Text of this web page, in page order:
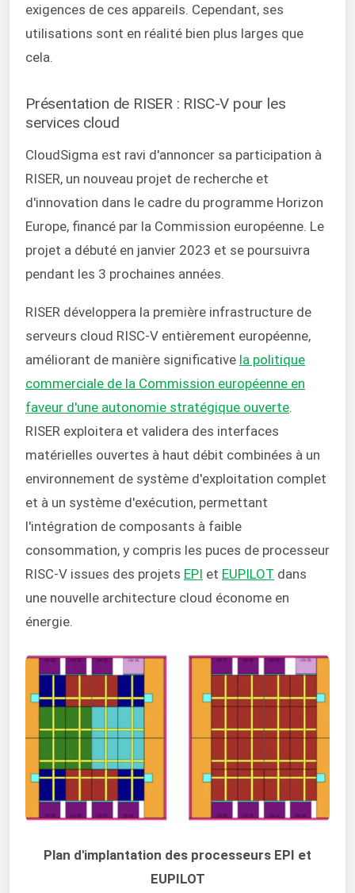
exigences de ces appareils. Cependant, ses
utilisations sont en réalité bien plus larges que
cela.
Présentation de RISER : RISC-V pour les
services cloud
CloudSigma est ravi d'annoncer sa participation à
RISER, un nouveau projet de recherche et
d'innovation dans le cadre du programme Horizon
Europe, financé par la Commission européenne. Le
projet a débuté en janvier 2023 et se poursuivra
pendant les 3 prochaines années.
RISER développera la première infrastructure de
serveurs cloud RISC-V entièrement européenne,
améliorant de manière significative la politique
commerciale de la Commission européenne en
faveur d'une autonomie stratégique ouverte
RISER exploitera et validera des interfaces
matérielles ouvertes à haut débit combinées à un
environnement de système d'exploitation complet
et à un système d'exécution, permettant
l'intégration de composants à faible
consommation, y compris les puces de processeur
RISC-V issues des projets EPI et EUPILOT dans
une nouvelle architecture cloud économe en
énergie.
Plan d'implantation des processeurs EPI et
EUPILOT